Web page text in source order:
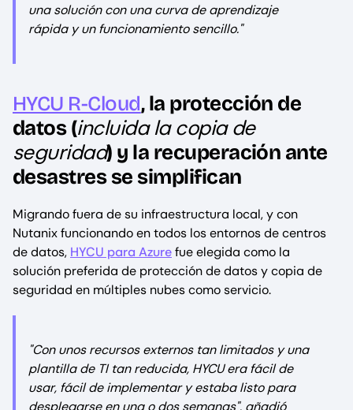
una solución con una curva de aprendizaje
rápida y un funcionamiento sencillo."
HYCU R-Cloud, la protección de
datos (incluida la copia de
seguridad) y la recuperación ante
desastres se simplifican
Migrando fuera de su infraestructura local, y con
Nutanix funcionando en todos los entornos de centros
de datos, HYCU para Azurefue elegida como la
solución preferida de protección de datos y copia de
seguridad en múltiples nubes como servicio.
"Con unos recursos externos tan limitados y una
plantilla de TI tan reducida, HYCU era fácil de
usar, fácil de implementar y estaba listo para
desplegarse en una o dos semanas", añadió